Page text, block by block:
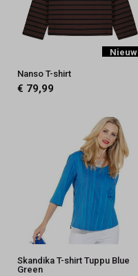
Nieuw
Nanso T-shirt
€ 79,99
Skandika T-shirt Tuppu Blue
Green